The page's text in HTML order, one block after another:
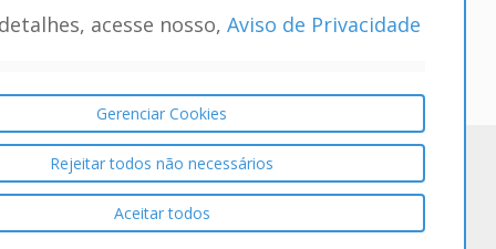
acesse nosso,Aviso de Privacidade
Gerenciar Cookies
Rejeitar todos não necessários
Aceitar todos